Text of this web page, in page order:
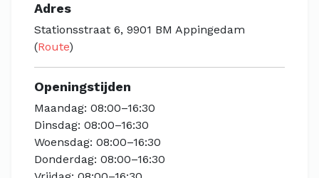
Adres
Stationsstraat 6, 9901 BM Appingedam
(Route)
Openingstijden
Maandag: 08:00–16:30
Dinsdag: 08:00–16:30
Woensdag: 08:00–16:30
Donderdag: 08:00–16:30